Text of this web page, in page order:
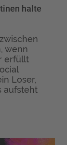
halte
wenn
erfüllt
Loser,
aufsteht